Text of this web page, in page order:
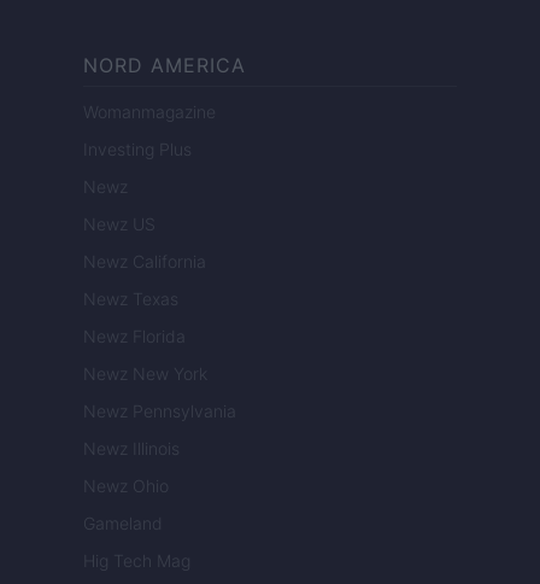
NORD AMERICA
Womanmagazine
Investing Plus
Newz
Newz US
Newz California
Newz Texas
Newz Florida
Newz New York
Newz Pennsylvania
Newz Illinois
Newz Ohio
Gameland
Hig Tech Mag